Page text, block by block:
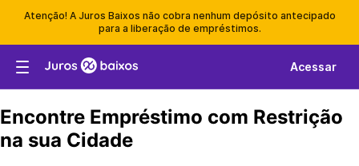
Atenção! A Juros Baixos não cobra nenhum depósito antecipado
para a liberação de empréstimos.
Acessar
Encontre Empréstimo com Restrição
na sua Cidade